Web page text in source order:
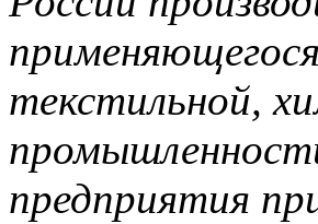
текстильной,
предприятия